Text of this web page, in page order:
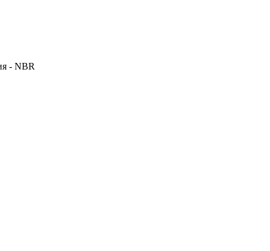
- NBR